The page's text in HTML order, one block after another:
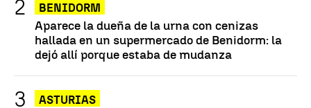
BENIDORM
Aparece la dueña de la urna con cenizas
hallada en un supermercado de Benidorm: la
dejó allí porque estaba de mudanza
ASTURIAS